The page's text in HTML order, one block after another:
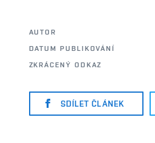
AUTOR
DATUM PUBLIKOVÁNÍ
ZKRÁCENÝ ODKAZ
SDÍLET ČLÁNEK